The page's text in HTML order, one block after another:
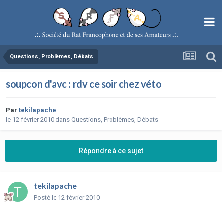
Questions, Problèmes, Débats
soupcon d'avc : rdv ce soir chez véto
Par tekilapache
le 12 février 2010 dans Questions, Problèmes, Débats
Répondre à ce sujet
tekilapache
Posté le 12 février 2010